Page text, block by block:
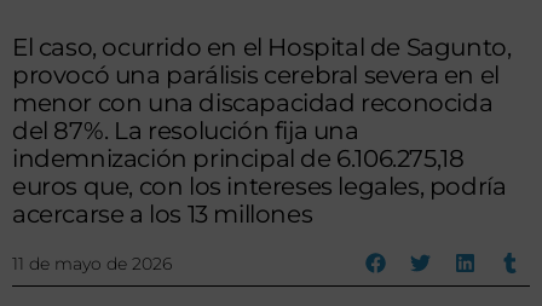
El caso, ocurrido en el Hospital de Sagunto,
provocó una parálisis cerebral severa en el
menor con una discapacidad reconocida
del 87%. La resolución fija una
indemnización principal de 6.106.275,18
euros que, con los intereses legales, podría
acercarse a los 13 millones
11 de mayo de 2026